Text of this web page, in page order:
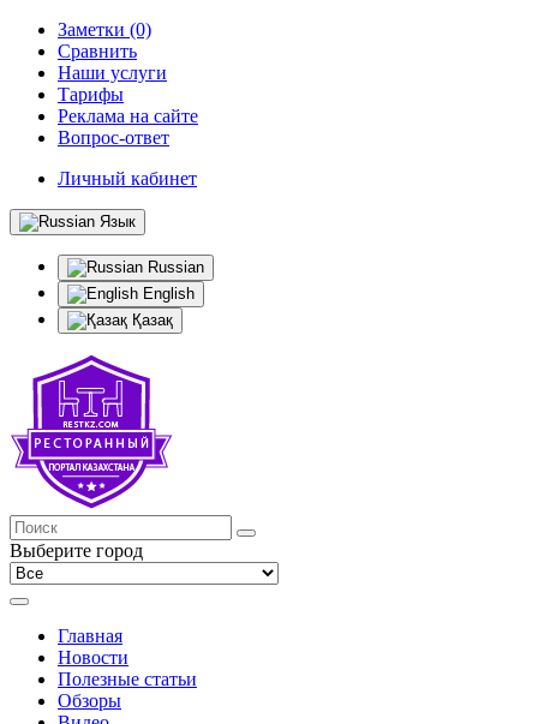
Заметки (0)
Сравнить
Наши услуги
Тарифы
Реклама на сайте
Вопрос-ответ
Личный кабинет
Язык
Russian
English
Қазақ
Выберите город
Главная
Новости
Полезные статьи
Обзоры